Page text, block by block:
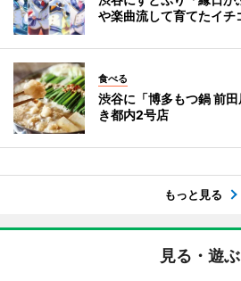
や楽曲流して育てたイチ
食べる
渋谷に「博多もつ鍋 前
き都内2号店
もっと見る
見る・遊ぶ